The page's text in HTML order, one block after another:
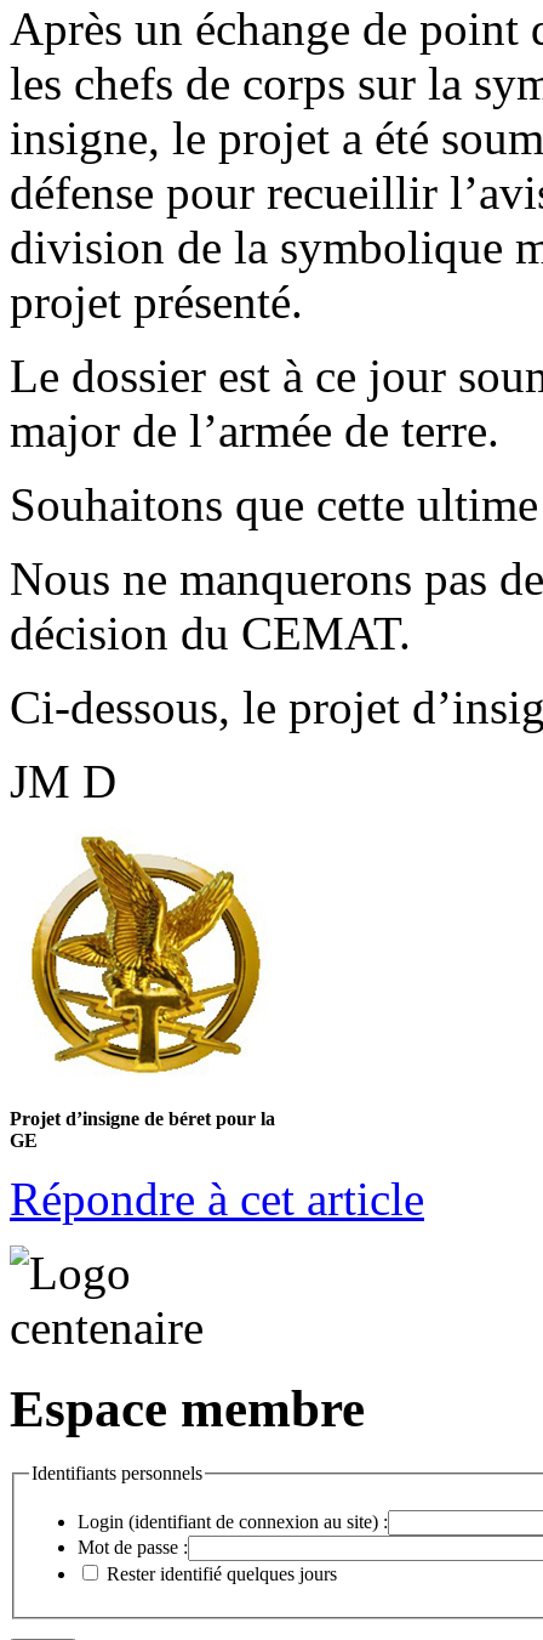
Après un échange de point
les chefs de corps sur la
insigne, le projet a été
défense pour recueillir
division de la symbolique
projet présenté.
Le dossier est à ce jour
major de l’armée de terre.
Souhaitons que cette
Nous ne manquerons pas
décision du CEMAT.
Ci-dessous, le projet
JM D
Projet d’insigne de béret pour la
GE
Répondre à cet article
Espace membre
Identifiants personnels
Login (identifiant de connexion au site) :
Mot de passe :
Rester identifié quelques jours